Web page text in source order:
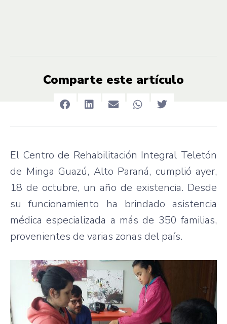
Comparte este artículo
El Centro de Rehabilitación Integral Teletón
de Minga Guazú, Alto Paraná, cumplió ayer,
18 de octubre, un año de existencia. Desde
su funcionamiento ha brindado asistencia
médica especializada a más de 350 familias,
provenientes de varias zonas del país.